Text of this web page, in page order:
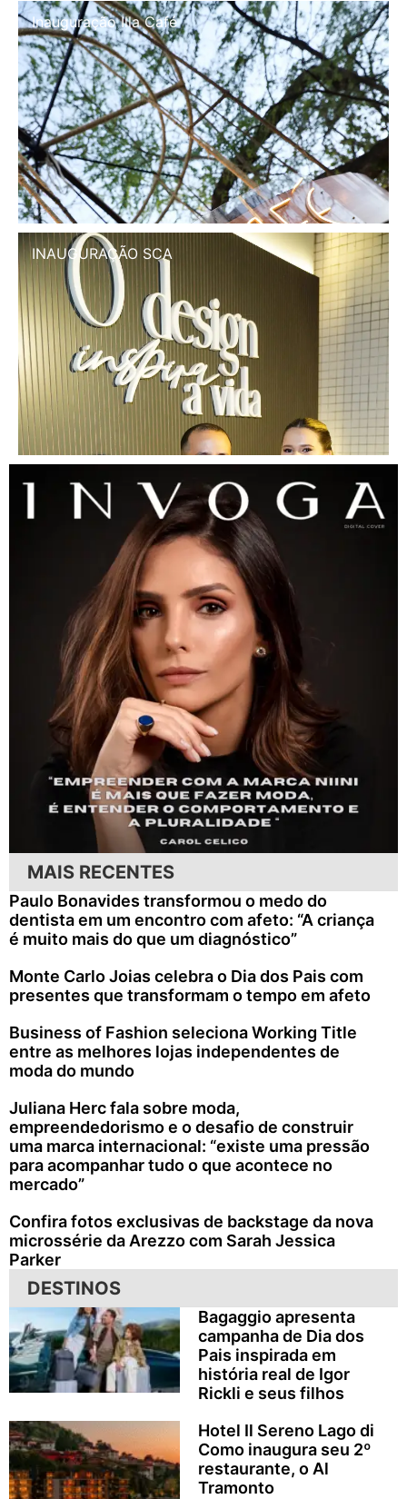
Inauguração Illa Café
INAUGURAÇÃO SCA
MAIS RECENTES
Paulo Bonavides transformou o medo do
dentista em um encontro com afeto: “A criança
é muito mais do que um diagnóstico”
Monte Carlo Joias celebra o Dia dos Pais com
presentes que transformam o tempo em afeto
Business of Fashion seleciona Working Title
entre as melhores lojas independentes de
moda do mundo
Juliana Herc fala sobre moda,
empreendedorismo e o desafio de construir
uma marca internacional: “existe uma pressão
para acompanhar tudo o que acontece no
mercado”
Confira fotos exclusivas de backstage da nova
microssérie da Arezzo com Sarah Jessica
Parker
DESTINOS
Bagaggio apresenta
campanha de Dia dos
Pais inspirada em
história real de Igor
Rickli e seus filhos
Hotel Il Sereno Lago di
Como inaugura seu 2º
restaurante, o Al
Tramonto